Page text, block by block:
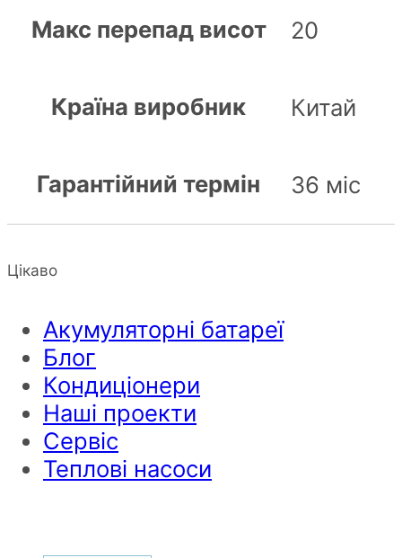
Макс перепад висот 20
Країна виробник Китай
Гарантійний термін 36 міс
Цікаво
Акумуляторні батареї
Блог
Кондиціонери
Наші проекти
Сервіс
Теплові насоси